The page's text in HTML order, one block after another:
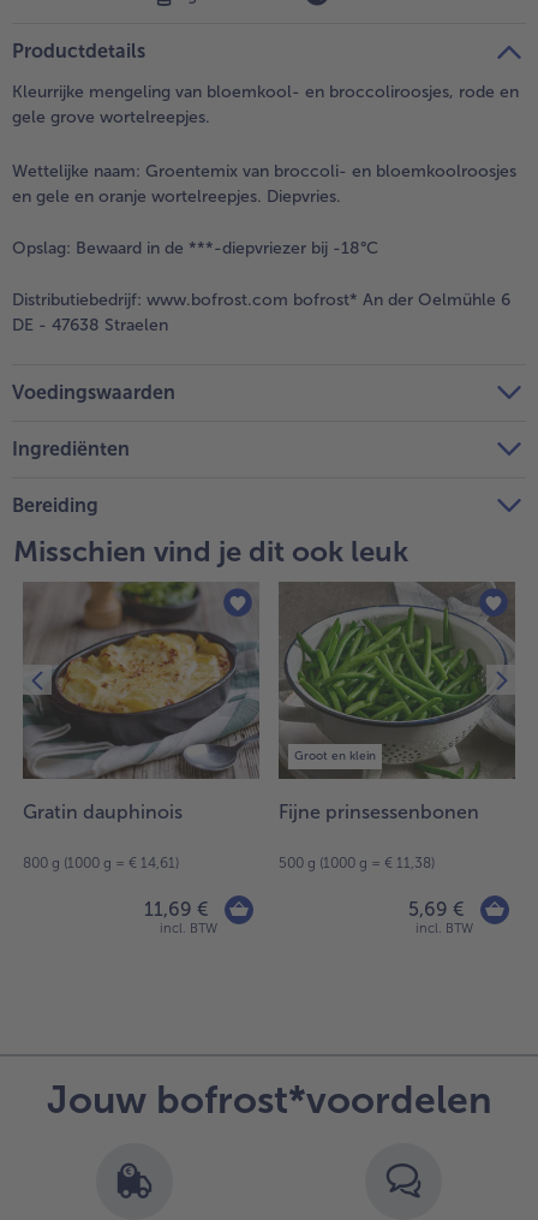
Productdetails
Kleurrijke mengeling van bloemkool- en broccoliroosjes, rode en
gele grove wortelreepjes.
Wettelijke naam: Groentemix van broccoli- en bloemkoolroosjes
en gele en oranje wortelreepjes. Diepvries.
Opslag: Bewaard in de ***-diepvriezer bij -18°C
Distributiebedrijf: www.bofrost.com bofrost* An der Oelmühle 6
DE - 47638 Straelen
Voedingswaarden
Ingrediënten
Bereiding
Misschien vind je dit ook leuk
Gratin dauphinois
800 g (1000 g = € 14,61)
11,69 €
incl. BTW
Groot en klein
Fijne prinsessenbonen
500 g (1000 g = € 11,38)
5,69 €
incl. BTW
Jouw bofrost*voordelen